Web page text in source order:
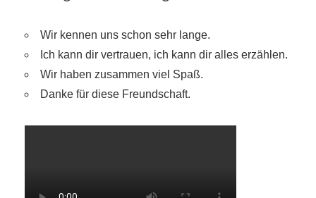
Wir kennen uns schon sehr lange.
Ich kann dir vertrauen, ich kann dir alles erzählen.
Wir haben zusammen viel Spaß.
Danke für diese Freundschaft.